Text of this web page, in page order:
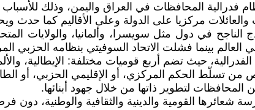
فدرالية المحافظات في العراق واليمن، وذلك للأسباب
الناجح في دول مثل سويسرا، وألمانيا، والولايات
العالم بينما فشلت الاتحاد السوفيتي بنظامه الحزبي